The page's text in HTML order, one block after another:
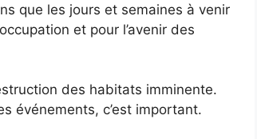
que les jours et semaines à venir
et pour l’avenir des
des habitats imminente.
événements, c’est important.